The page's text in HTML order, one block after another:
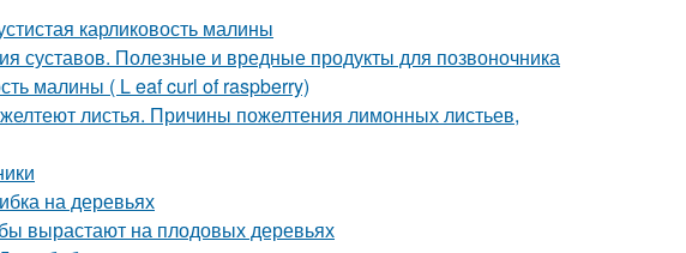
карликовость малины
суставов. Полезные и вредные продукты для позвоночника
малины ( L eaf curl of raspberry)
листья. Причины пожелтения лимонных листьев,
на деревьях
вырастают на плодовых деревьях